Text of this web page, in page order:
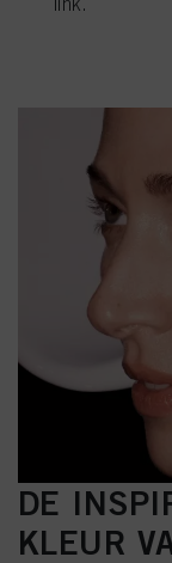
DE
KLEUR
aanvaarden" te
de verwerking van
doeleinden. Als u op
technisch